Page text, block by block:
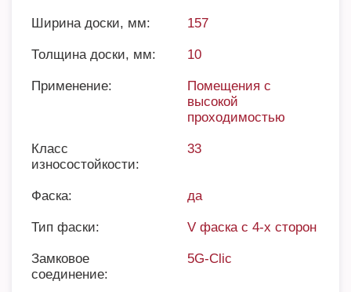
Ширина доски, мм: 157
Толщина доски, мм: 10
Применение:
Помещения с
высокой
проходимостью
Класс
износостойкости:
33
Фаска: да
Тип фаски: V фаска с 4-х сторон
Замковое
соединение:
5G-Clic